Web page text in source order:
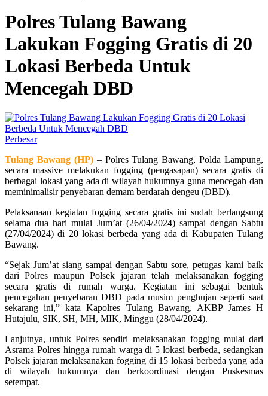
Polres Tulang Bawang
Lakukan Fogging Gratis di 20
Lokasi Berbeda Untuk
Mencegah DBD
Perbesar
Tulang Bawang (HP) – Polres Tulang Bawang, Polda Lampung,
secara massive melakukan fogging (pengasapan) secara gratis di
berbagai lokasi yang ada di wilayah hukumnya guna mencegah dan
meminimalisir penyebaran demam berdarah dengeu (DBD).
Pelaksanaan kegiatan fogging secara gratis ini sudah berlangsung
selama dua hari mulai Jum’at (26/04/2024) sampai dengan Sabtu
(27/04/2024) di 20 lokasi berbeda yang ada di Kabupaten Tulang
Bawang.
“Sejak Jum’at siang sampai dengan Sabtu sore, petugas kami baik
dari Polres maupun Polsek jajaran telah melaksanakan fogging
secara gratis di rumah warga. Kegiatan ini sebagai bentuk
pencegahan penyebaran DBD pada musim penghujan seperti saat
sekarang ini,” kata Kapolres Tulang Bawang, AKBP James H
Hutajulu, SIK, SH, MH, MIK, Minggu (28/04/2024).
Lanjutnya, untuk Polres sendiri melaksanakan fogging mulai dari
Asrama Polres hingga rumah warga di 5 lokasi berbeda, sedangkan
Polsek jajaran melaksanakan fogging di 15 lokasi berbeda yang ada
di wilayah hukumnya dan berkoordinasi dengan Puskesmas
setempat.